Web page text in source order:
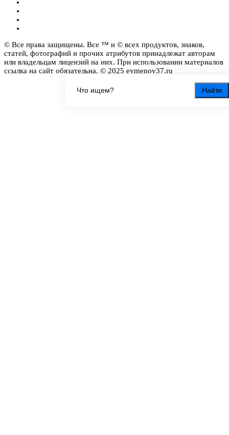
Найти
© Все права защищены. Все ™ и © всех продуктов, знаков,
статей, фотографий и прочих атрибутов принадлежат авторам
или владельцам лицензий на них. При использовании материалов
ссылка на сайт обязательна. © 2025 evmenov37.ru